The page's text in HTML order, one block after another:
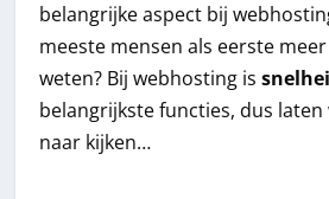
belangrijke aspect bij
meeste mensen als eerste
weten? Bij webhosting is
belangrijkste functies, dus
naar kijken…